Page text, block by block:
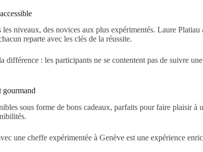
niveaux, des novices aux plus expérimentés. Laure
reparte avec les clés de la réussite.
différence : les participants ne se contentent pas de suivre
gourmand
sous forme de bons cadeaux, parfaits pour faire plaisir
une cheffe expérimentée à Genève est une expérience